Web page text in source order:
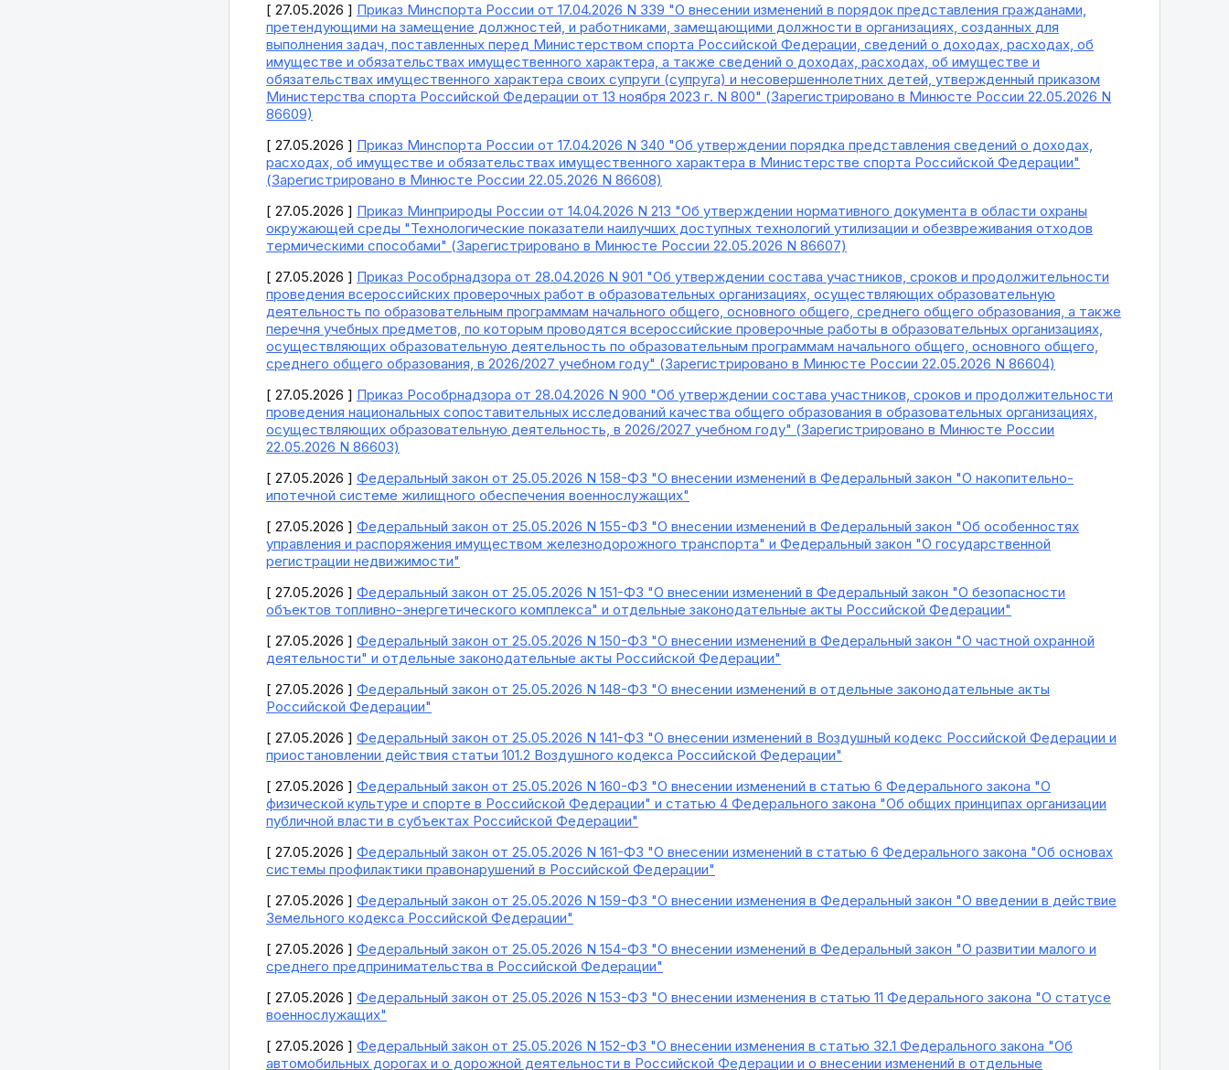
[ 27.05.2026 ] Приказ Минспорта России от 17.04.2026 N 339 "О внесении изменений в порядок представления гражданами,
претендующими на замещение должностей, и работниками, замещающими должности в организациях, созданных для
выполнения задач, поставленных перед Министерством спорта Российской Федерации, сведений о доходах, расходах, об
имуществе и обязательствах имущественного характера, а также сведений о доходах, расходах, об имуществе и
обязательствах имущественного характера своих супруги (супруга) и несовершеннолетних детей, утвержденный приказом
Министерства спорта Российской Федерации от 13 ноября 2023 г. N 800" (Зарегистрировано в Минюсте России 22.05.2026 N
86609)
[ 27.05.2026 ] Приказ Минспорта России от 17.04.2026 N 340 "Об утверждении порядка представления сведений о доходах,
расходах, об имуществе и обязательствах имущественного характера в Министерстве спорта Российской Федерации"
(Зарегистрировано в Минюсте России 22.05.2026 N 86608)
[ 27.05.2026 ] Приказ Минприроды России от 14.04.2026 N 213 "Об утверждении нормативного документа в области охраны
окружающей среды "Технологические показатели наилучших доступных технологий утилизации и обезвреживания отходов
термическими способами" (Зарегистрировано в Минюсте России 22.05.2026 N 86607)
[ 27.05.2026 ] Приказ Рособрнадзора от 28.04.2026 N 901 "Об утверждении состава участников, сроков и продолжительности
проведения всероссийских проверочных работ в образовательных организациях, осуществляющих образовательную
деятельность по образовательным программам начального общего, основного общего, среднего общего образования, а также
перечня учебных предметов, по которым проводятся всероссийские проверочные работы в образовательных организациях,
осуществляющих образовательную деятельность по образовательным программам начального общего, основного общего,
среднего общего образования, в 2026/2027 учебном году" (Зарегистрировано в Минюсте России 22.05.2026 N 86604)
[ 27.05.2026 ] Приказ Рособрнадзора от 28.04.2026 N 900 "Об утверждении состава участников, сроков и продолжительности
проведения национальных сопоставительных исследований качества общего образования в образовательных организациях,
осуществляющих образовательную деятельность, в 2026/2027 учебном году" (Зарегистрировано в Минюсте России
22.05.2026 N 86603)
[ 27.05.2026 ] Федеральный закон от 25.05.2026 N 158-ФЗ "О внесении изменений в Федеральный закон "О накопительно-
ипотечной системе жилищного обеспечения военнослужащих"
[ 27.05.2026 ] Федеральный закон от 25.05.2026 N 155-ФЗ "О внесении изменений в Федеральный закон "Об особенностях
управления и распоряжения имуществом железнодорожного транспорта" и Федеральный закон "О государственной
регистрации недвижимости"
[ 27.05.2026 ] Федеральный закон от 25.05.2026 N 151-ФЗ "О внесении изменений в Федеральный закон "О безопасности
объектов топливно-энергетического комплекса" и отдельные законодательные акты Российской Федерации"
[ 27.05.2026 ] Федеральный закон от 25.05.2026 N 150-ФЗ "О внесении изменений в Федеральный закон "О частной охранной
деятельности" и отдельные законодательные акты Российской Федерации"
[ 27.05.2026 ] Федеральный закон от 25.05.2026 N 148-ФЗ "О внесении изменений в отдельные законодательные акты
Российской Федерации"
[ 27.05.2026 ] Федеральный закон от 25.05.2026 N 141-ФЗ "О внесении изменений в Воздушный кодекс Российской Федерации и
приостановлении действия статьи 101.2 Воздушного кодекса Российской Федерации"
[ 27.05.2026 ] Федеральный закон от 25.05.2026 N 160-ФЗ "О внесении изменений в статью 6 Федерального закона "О
физической культуре и спорте в Российской Федерации" и статью 4 Федерального закона "Об общих принципах организации
публичной власти в субъектах Российской Федерации"
[ 27.05.2026 ] Федеральный закон от 25.05.2026 N 161-ФЗ "О внесении изменений в статью 6 Федерального закона "Об основах
системы профилактики правонарушений в Российской Федерации"
[ 27.05.2026 ] Федеральный закон от 25.05.2026 N 159-ФЗ "О внесении изменения в Федеральный закон "О введении в действие
Земельного кодекса Российской Федерации"
[ 27.05.2026 ] Федеральный закон от 25.05.2026 N 154-ФЗ "О внесении изменений в Федеральный закон "О развитии малого и
среднего предпринимательства в Российской Федерации"
[ 27.05.2026 ] Федеральный закон от 25.05.2026 N 153-ФЗ "О внесении изменения в статью 11 Федерального закона "О статусе
военнослужащих"
[ 27.05.2026 ] Федеральный закон от 25.05.2026 N 152-ФЗ "О внесении изменения в статью 32.1 Федерального закона "Об
автомобильных дорогах и о дорожной деятельности в Российской Федерации и о внесении изменений в отдельные